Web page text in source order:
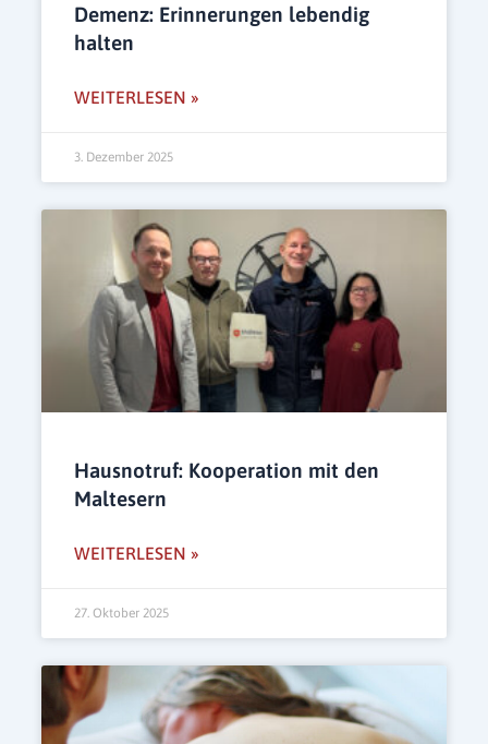
Demenz: Erinnerungen lebendig
halten
WEITERLESEN »
3. Dezember 2025
Hausnotruf: Kooperation mit den
Maltesern
WEITERLESEN »
27. Oktober 2025